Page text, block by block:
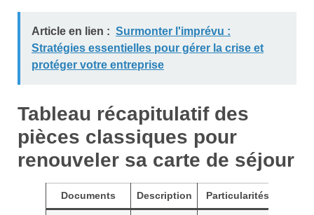
Article en lien : Surmonter l'imprévu :
Stratégies essentielles pour gérer la crise et
protéger votre entreprise
Tableau récapitulatif des
pièces classiques pour
renouveler sa carte de séjour
Documents Description Particularités